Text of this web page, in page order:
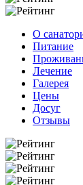
О
Питание
Лечение
Галерея
Цены
Досуг
Отзывы